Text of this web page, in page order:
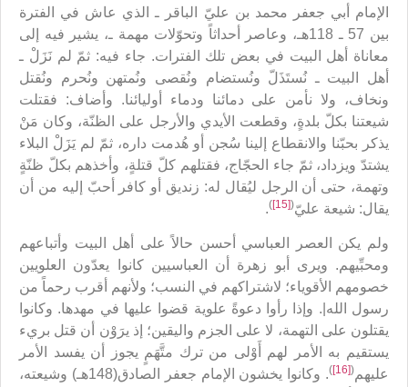
الإمام أبي جعفر محمد بن عليّ الباقر ـ الذي عاش في الفترة
بين 57 ـ 118هـ، وعاصر أحداثاً وتحوّلات مهمة ـ، يشير فيه إلى
معاناة أهل البيت في بعض تلك الفترات. جاء فيه: ثمّ لم نَزَلْ ـ
أهل البيت ـ نُستَذَلّ ونُستضام ونُقصى ونُمتهن ونُحرم ونُقتل
ونخاف، ولا نأمن على دمائنا ودماء أوليائنا. وأضاف: فقتلت
شيعتنا بكلّ بلدةٍ، وقطعت الأيدي والأرجل على الظنّة، وكان مَنْ
يذكر بحبّنا والانقطاع إلينا سُجن أو هُدمت داره، ثمّ لم يَزَلْ البلاء
يشتدّ ويزداد، ثمّ جاء الحجّاج، فقتلهم كلّ قتلةٍ، وأخذهم بكلّ ظنّةٍ
وتهمة، حتى أن الرجل ليُقال له: زنديق أو كافر أحبّ إليه من أن
يقال: شيعة عليّ(
[15]
)
.
ولم يكن العصر العباسي أحسن حالاً على أهل البيت وأتباعهم
ومحبِّيهم. ويرى أبو زهرة أن العباسيين كانوا يعدّون العلويين
خصومهم الأقوياء؛ لاشتراكهم في النسب؛ ولأنهم أقرب رحماً من
رسول الله|. وإذا رأوا دعوةً علوية قضوا عليها في مهدها. وكانوا
يقتلون على التهمة، لا على الجزم واليقين؛ إذ يرَوْن أن قتل بريء
يستقيم به الأمر لهم أَوْلى من ترك متَّهَمٍ يجوز أن يفسد الأمر
عليهم(
[16]
)
. وكانوا يخشون الإمام جعفر الصادق(148هـ) وشيعته،